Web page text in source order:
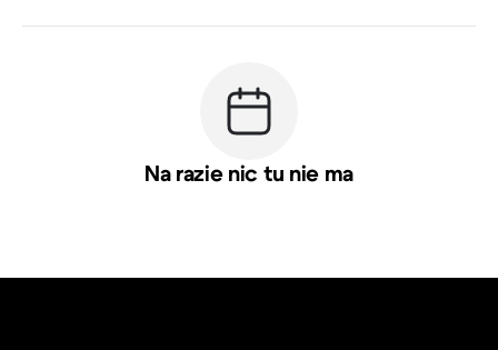
Na razie nic tu nie ma